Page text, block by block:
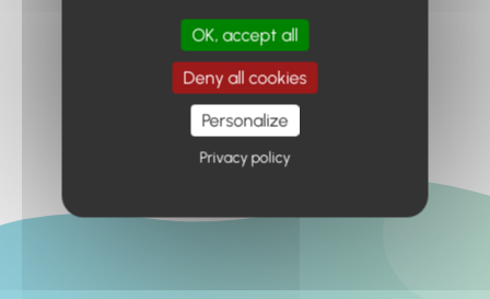
Retour à l'accueil
OK, accept all
Deny all cookies
Personalize
Privacy policy